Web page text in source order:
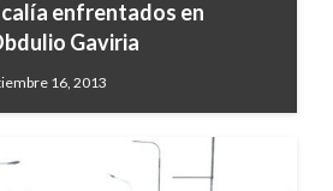
enfrentados en
Gaviria
16, 2013